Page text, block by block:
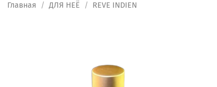
Главная ДЛЯ НЕЁ REVE INDIEN